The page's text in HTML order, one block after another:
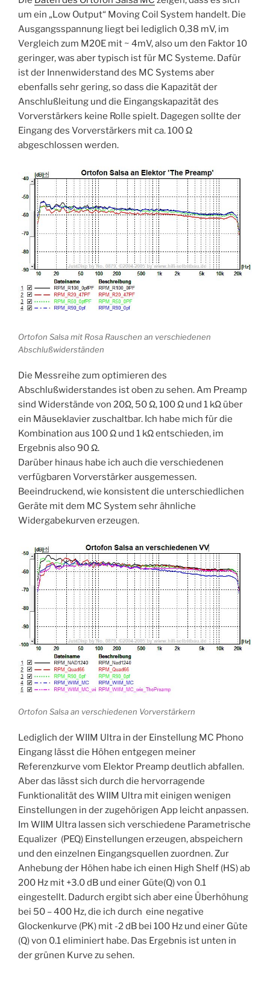
um ein „Low Output“ Moving Coil System handelt. Die
Ausgangsspannung liegt bei lediglich 0,38 mV, im
Vergleich zum M20E mit ~ 4mV, also um den Faktor 10
geringer, was aber typisch ist für MC Systeme. Dafür
ist der Innenwiderstand des MC Systems aber
ebenfalls sehr gering, so dass die Kapazität der
Anschlußleitung und die Eingangskapazität des
Vorverstärkers keine Rolle spielt. Dagegen sollte der
Eingang des Vorverstärkers mit ca. 100 Ω
abgeschlossen werden.
Ortofon Salsa mit Rosa Rauschen an verschiedenen
Abschlußwiderständen
Die Messreihe zum optimieren des
Abschlußwiderstandes ist oben zu sehen. Am Preamp
sind Widerstände von 20Ω, 50 Ω, 100 Ω und 1 kΩ über
ein Mäuseklavier zuschaltbar. Ich habe mich für die
Kombination aus 100 Ω und 1 kΩ entschieden, im
Ergebnis also 90 Ω.
Darüber hinaus habe ich auch die verschiedenen
verfügbaren Vorverstärker ausgemessen.
Beeindruckend, wie konsistent die unterschiedlichen
Geräte mit dem MC System sehr ähnliche
Widergabekurven erzeugen.
Ortofon Salsa an verschiedenen Vorverstärkern
Lediglich der WIIM Ultra in der Einstellung MC Phono
Eingang lässt die Höhen entgegen meiner
Referenzkurve vom Elektor Preamp deutlich abfallen.
Aber das lässt sich durch die hervorragende
Funktionalität des WIIM Ultra mit einigen wenigen
Einstellungen in der zugehörigen App leicht anpassen.
Im WIIM Ultra lassen sich verschiedene Parametrische
Equalizer (PEQ) Einstellungen erzeugen, abspeichern
und den einzelnen Eingangsquellen zuordnen. Zur
Anhebung der Höhen habe ich einen High Shelf (HS) ab
200 Hz mit +3.0 dB und einer Güte(Q) von 0.1
eingestellt. Dadurch ergibt sich aber eine Überhöhung
bei 50 – 400 Hz, die ich durch eine negative
Glockenkurve (PK) mit -2 dB bei 100 Hz und einer Güte
(Q) von 0.1 eliminiert habe. Das Ergebnis ist unten in
der grünen Kurve zu sehen.